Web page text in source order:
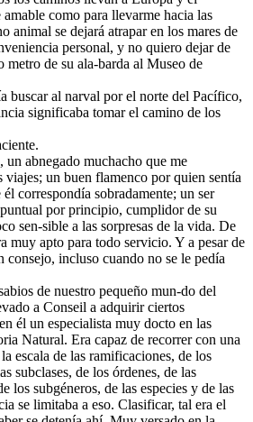
como para llevarme hacia las
animal se dejará atrapar en los mares de
personal, y no quiero dejar de
de su ala-barda al Museo de
buscar al narval por el norte del Pacífico,
significaba tomar el camino de los
abnegado muchacho que me
viajes; un buen flamenco por quien sentía
correspondía sobradamente; un ser
por principio, cumplidor de su
sen-sible a las sorpresas de la vida. De
muy apto para todo servicio. Y a pesar de
consejo, incluso cuando no se le pedía
de nuestro pequeño mun-do del
a Conseil a adquirir ciertos
él un especialista muy docto en las
Natural. Era capaz de recorrer con una
escala de las ramificaciones, de los
subclases, de los órdenes, de las
los subgéneros, de las especies y de las
se limitaba a eso. Clasificar, tal era el